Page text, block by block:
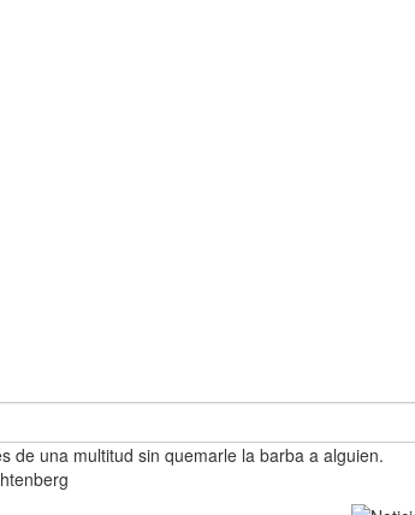
de una multitud sin quemarle la barba a alguien.